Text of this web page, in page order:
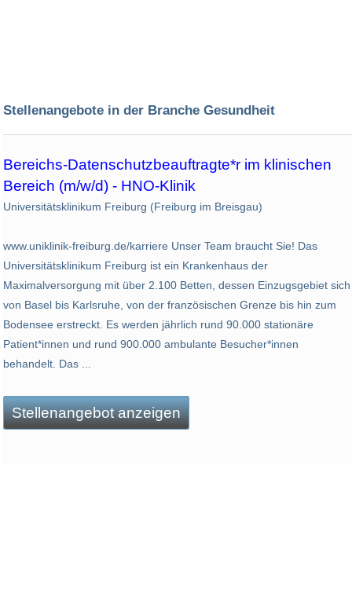
Stellenangebote in der Branche Gesundheit
Bereichs-Datenschutzbeauftragte*r im klinischen
Bereich (m/w/d) - HNO-Klinik
Universitätsklinikum Freiburg (Freiburg im Breisgau)
www.uniklinik-freiburg.de/karriere Unser Team braucht Sie! Das
Universitätsklinikum Freiburg ist ein Krankenhaus der
Maximalversorgung mit über 2.100 Betten, dessen Einzugsgebiet sich
von Basel bis Karlsruhe, von der französischen Grenze bis hin zum
Bodensee erstreckt. Es werden jährlich rund 90.000 stationäre
Patient*innen und rund 900.000 ambulante Besucher*innen
behandelt. Das ...
Stellenangebot anzeigen